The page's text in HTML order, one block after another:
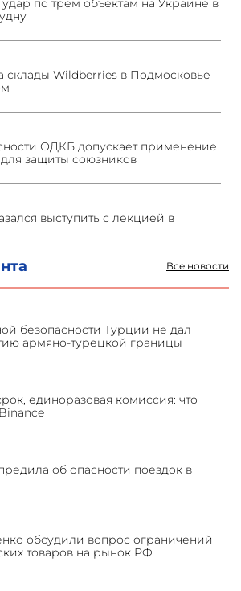
Все новости
безопасности Турции не дал
армяно-турецкой границы
единоразовая комиссия: что
об опасности поездок в
обсудили вопрос ограничений
товаров на рынок РФ
по трем объектам на Украине в
склады Wildberries в Подмосковье
ОДКБ допускает применение
защиты союзников
выступить с лекцией в
– детали визита главы
огня